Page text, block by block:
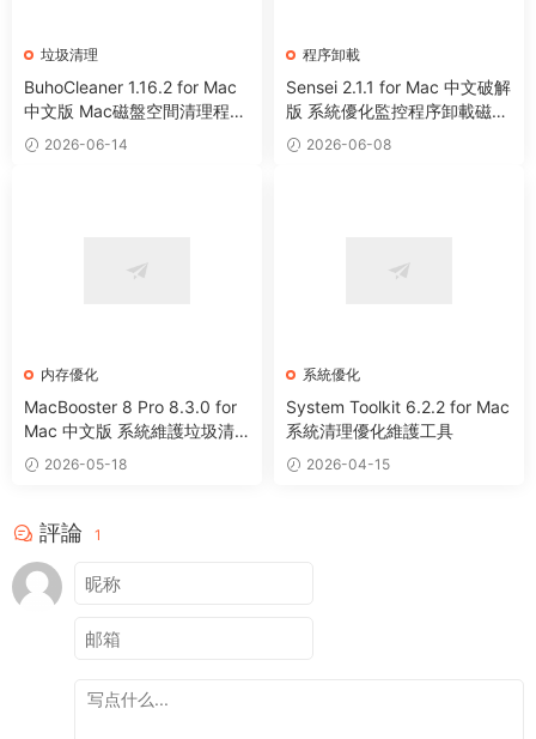
垃圾清理
BuhoCleaner 1.16.2 for Mac
中文版 Mac磁盤空間清理程序
卸載系統優化工具
2026-06-14
程序卸載
Sensei 2.1.1 for Mac 中文破解
版 系統優化監控程序卸載磁盤
清理工具
2026-06-08
内存優化
MacBooster 8 Pro 8.3.0 for
Mac 中文版 系統維護垃圾清
理病毒掃描工具
2026-05-18
系統優化
System Toolkit 6.2.2 for Mac
系統清理優化維護工具
2026-04-15
評論 1